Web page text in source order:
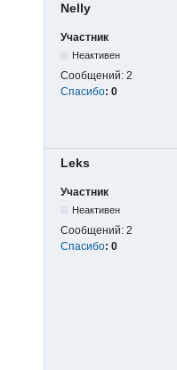
Nelly
Участник
Неактивен
Сообщений: 2
Спасибо: 0
Leks
Участник
Неактивен
Сообщений: 2
Спасибо: 0